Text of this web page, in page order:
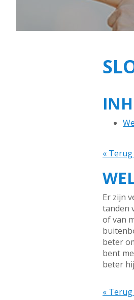
«
Er zijn
tanden
of van
beter
bent
beter
«